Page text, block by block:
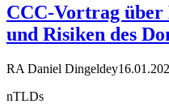
CCC-Vortrag über
und Risiken des
RA Daniel Dingeldey
nTLDs